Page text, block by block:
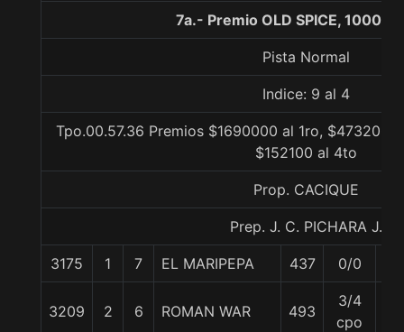
7a.- Premio OLD SPICE, 1000
Pista Normal
Indice: 9 al 4
Tpo.00.57.36 Premios $1690000 al 1ro, $473200
$152100 al 4to
Prop. CACIQUE
Prep. J. C. PICHARA J.
3175 1 7 EL MARIPEPA 437 0/0
3209 2 6 ROMAN WAR 493
3/4
cpo